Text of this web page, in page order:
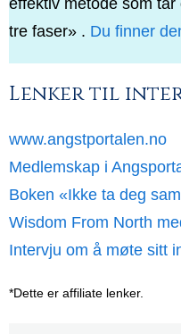
effektiv metode som
tre faser» . Du finner
Lenker til
www.angstportalen.no
Medlemskap i
Boken «Ikke ta deg
Wisdom From North
Intervju om å møte sitt
*Dette er affiliate lenker.